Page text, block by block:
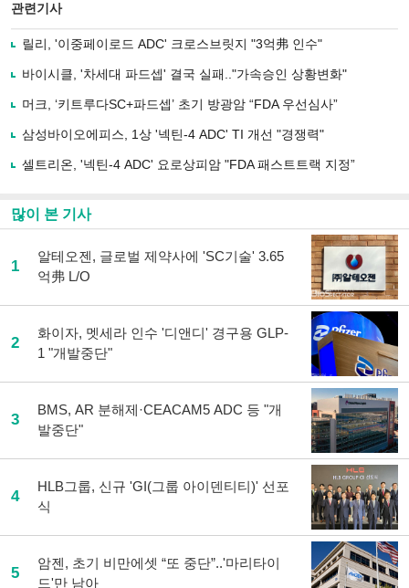
로
기
사
유
기
관련기사
릴리, '이중페이로드 ADC' 크로스브릿지 "3억弗 인수"
바이시클, '차세대 파드셉' 결국 실패.."가속승인 상황변화"
머크, ‘키트루다SC+파드셉’ 초기 방광암 “FDA 우선심사”
삼성바이오에피스, 1상 '넥틴-4 ADC' TI 개선 "경쟁력"
셀트리온, '넥틴-4 ADC' 요로상피암 "FDA 패스트트랙 지정”
많이 본 기사
1
알테오젠, 글로벌 제약사에 'SC기술' 3.65
억弗 L/O
2
화이자, 멧세라 인수 '디앤디' 경구용 GLP-
1 "개발중단"
3
BMS, AR 분해제·CEACAM5 ADC 등 "개
발중단"
4
HLB그룹, 신규 'GI(그룹 아이덴티티)' 선포
식
5
암젠, 초기 비만에셋 “또 중단”..'마리타이
드'만 남아